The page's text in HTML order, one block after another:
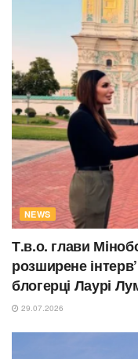
NEWS
Т.в.о. глави
розширене
блогерці Лаурі
29.07.2026